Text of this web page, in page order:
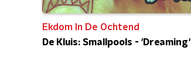
Ekdom In De Ochtend
De Kluis: Smallpools - 'Dreaming'